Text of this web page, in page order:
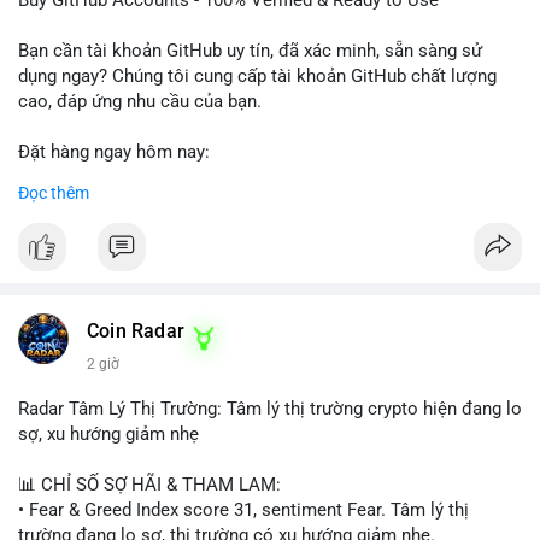
#buytextnowaccounts #pva #textnow
Bạn cần tài khoản GitHub uy tín, đã xác minh, sẵn sàng sử
dụng ngay? Chúng tôi cung cấp tài khoản GitHub chất lượng
cao, đáp ứng nhu cầu của bạn.
Đặt hàng ngay hôm nay:
✅ Phản hồi trong 24 giờ
✅ WhatsApp: +1 (66
✅ Telegram: @localpvashop
Liên hệ ngay để được tư vấn và hỗ trợ nhanh nhất!
Đọc thêm
Coin Radar
2 giờ
Radar Tâm Lý Thị Trường: Tâm lý thị trường crypto hiện đang lo
sợ, xu hướng giảm nhẹ
📊 CHỈ SỐ SỢ HÃI & THAM LAM:
• Fear & Greed Index score 31, sentiment Fear. Tâm lý thị
trường đang lo sợ, thị trường có xu hướng giảm nhẹ.